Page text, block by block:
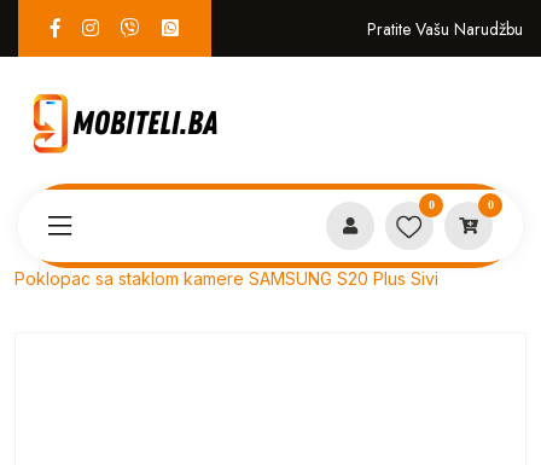
Pratite Vašu Narudžbu
0 0
Poklopac sa staklom kamere SAMSUNG S20 Plus Sivi